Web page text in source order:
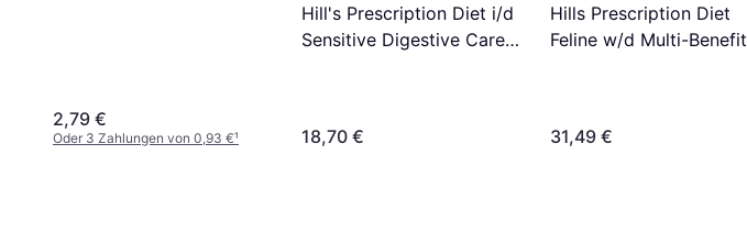
2,79 €
Oder 3 Zahlungen von 0,93 €¹
Hill's Prescription Diet i/d
Sensitive Digestive Care
18,70 €
Hills Prescription Diet
Feline w/d Multi-Benefit
31,49 €